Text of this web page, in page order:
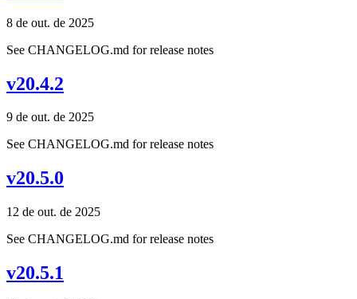
8 de out. de 2025
See CHANGELOG.md for release notes
v20.4.2
9 de out. de 2025
See CHANGELOG.md for release notes
v20.5.0
12 de out. de 2025
See CHANGELOG.md for release notes
v20.5.1